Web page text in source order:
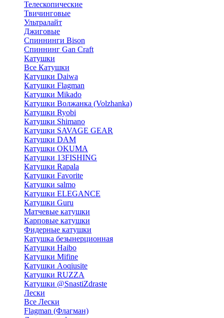
Телескопические
Твичинговые
Ультралайт
Джиговые
Спиннинги Bison
Спиннинг Gan Craft
Катушки
Все Катушки
Катушки Daiwa
Катушки Flagman
Катушки Mikado
Катушки Волжанка (Volzhanka)
Катушки Ryobi
Катушки Shimano
Катушки SAVAGE GEAR
Катушки DAM
Катушки OKUMA
Катушки 13FISHING
Катушки Rapala
Катушки Favorite
Катушки salmo
Катушки ELEGANCE
Катушки Guru
Матчевые катушки
Карповые катушки
Фидерные катушки
Катушка безынерционная
Катушки Haibo
Катушки Mifine
Катушки Aoqiusite
Катушки RUZZA
Катушки @SnastiZdraste
Лески
Все Лески
Flagman (Флагман)